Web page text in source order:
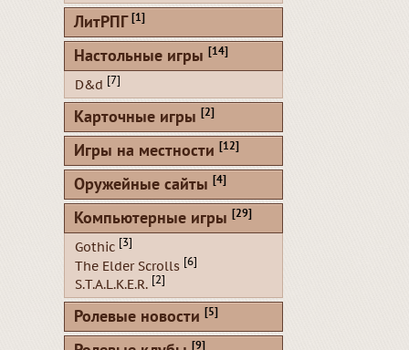
ЛитРПГ [1]
Настольные игры [14]
D&d [7]
Карточные игры [2]
Игры на местности [12]
Оружейные сайты [4]
Компьютерные игры [29]
Gothic [3]
The Elder Scrolls [6]
S.T.A.L.K.E.R. [2]
Ролевые новости [5]
[9]